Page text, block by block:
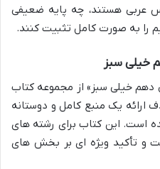
عربی هستند، چه پایه ضعیفی
را به صورت کامل تثبیت کنند.
خیلی سبز
دهم خیلی سبز» از مجموعه کتاب
ارائه یک منبع کامل و دوستانه
است. این کتاب برای رشته های
و تأکید ویژه ای بر بخش های